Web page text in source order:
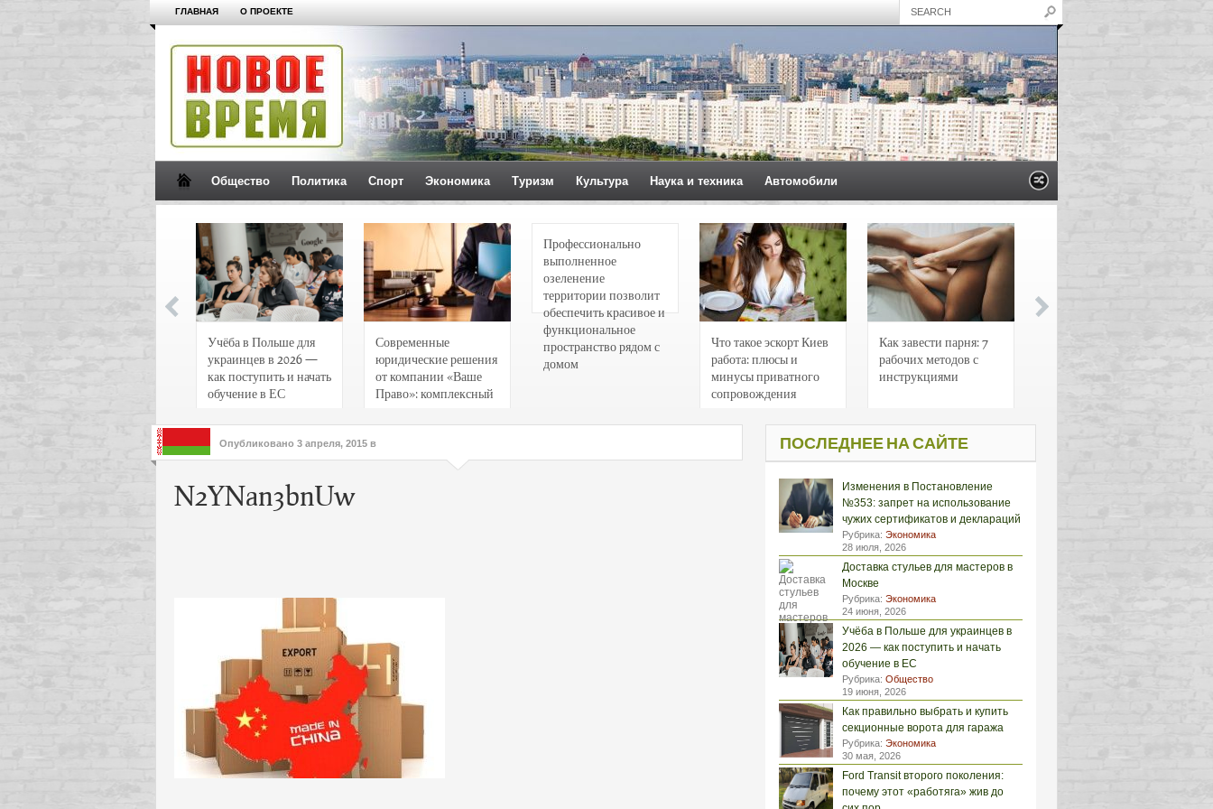
ГЛАВНАЯ О ПРОЕКТЕ
Общество Политика Спорт Экономика Туризм Культура Наука и техника Автомобили
Учёба в Польше для
украинцев в 2026 —
как поступить и начать
обучение в ЕС
Современные
юридические решения
от компании «Ваше
Право»: комплексный
интересов клиентов
Профессионально
выполненное
озеленение
территории позволит
обеспечить красивое и
функциональное
пространство рядом с
домом
Что такое эскорт Киев
работа: плюсы и
минусы приватного
сопровождения
Как завести парня: 7
рабочих методов с
инструкциями
Опубликовано 3 апреля, 2015 в
N2YNan3bnUw
ПОСЛЕДНЕЕ НА САЙТЕ
Изменения в Постановление
№353: запрет на использование
чужих сертификатов и деклараций
Рубрика: Экономика
28 июля, 2026
Доставка стульев для мастеров в
Москве
Рубрика: Экономика
24 июня, 2026
Учёба в Польше для украинцев в
2026 — как поступить и начать
обучение в ЕС
Рубрика: Общество
19 июня, 2026
Как правильно выбрать и купить
секционные ворота для гаража
Рубрика: Экономика
30 мая, 2026
Ford Transit второго поколения:
почему этот «работяга» жив до